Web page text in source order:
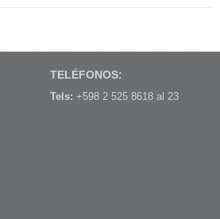
TELÉFONOS:
Tels: +598 2 525 8618 al 23